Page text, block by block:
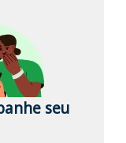
seu